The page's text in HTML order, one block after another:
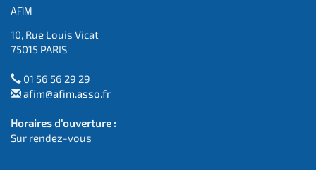
AFIM
10, Rue Louis Vicat
75015 PARIS
01 56 56 29 29
afim@afim.asso.fr
Horaires d'ouverture :
Sur rendez-vous